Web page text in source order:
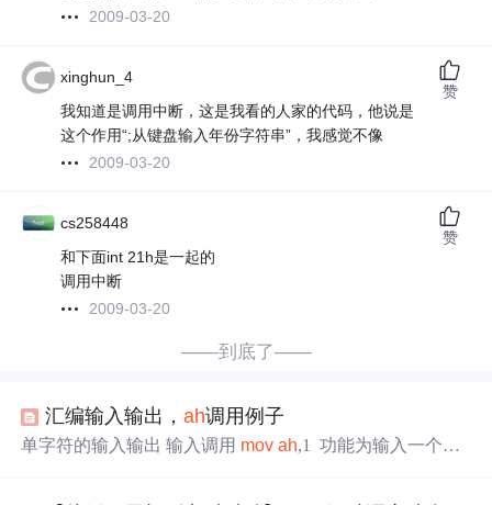
2009-03-20
xinghun_4
我知道是调用中断，这是我看的人家的代码，他说是
这个作用“;从键盘输入年份字符串”，我感觉不像
2009-03-20
赞
cs258448
和下面int 21h是一起的
调用中断
2009-03-20
赞
——到底了——
汇编输入输出，ah调用例子
单字符的输入输出 输入调用 mov ah,1 ​ 功能为输入一个字